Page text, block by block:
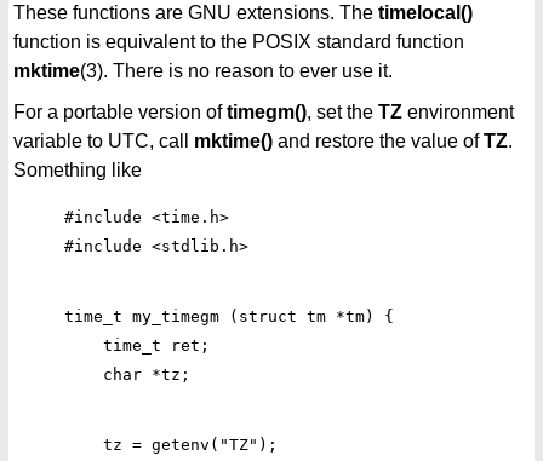
These functions are GNU extensions. The timelocal()
function is equivalent to the POSIX standard function
mktime(3). There is no reason to ever use it.
For a portable version oftimegm(), set the TZ environment
variable to UTC, call mktime() and restore the value ofTZ.
Something like
#include <time.h>
time_t my_timegm (struct tm *tm) {
    time_t ret;
    tz = getenv("TZ");